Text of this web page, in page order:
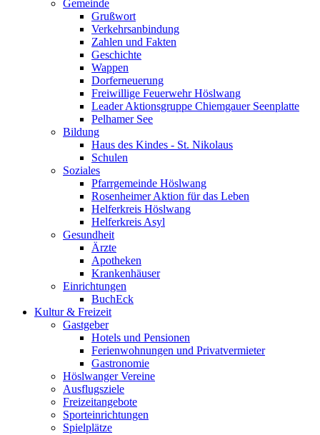
Gemeinde
Grußwort
Verkehrsanbindung
Zahlen und Fakten
Geschichte
Wappen
Dorferneuerung
Freiwillige Feuerwehr Höslwang
Leader Aktionsgruppe Chiemgauer Seenplatte
Pelhamer See
Bildung
Haus des Kindes - St. Nikolaus
Schulen
Soziales
Pfarrgemeinde Höslwang
Rosenheimer Aktion für das Leben
Helferkreis Höslwang
Helferkreis Asyl
Gesundheit
Ärzte
Apotheken
Krankenhäuser
Einrichtungen
BuchEck
Kultur & Freizeit
Gastgeber
Hotels und Pensionen
Ferienwohnungen und Privatvermieter
Gastronomie
Höslwanger Vereine
Ausflugsziele
Freizeitangebote
Sporteinrichtungen
Spielplätze